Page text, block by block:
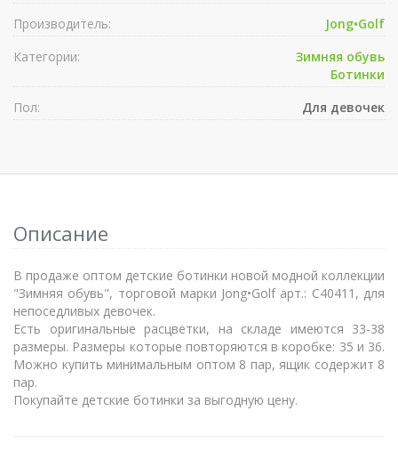
Производитель:
Jong•Golf
Категории:
Зимняя обувь
Ботинки
Пол:
Для девочек
Описание
В продаже оптом детские ботинки новой модной коллекции
"Зимняя обувь", торговой марки Jong•Golf арт.: C40411, для
непоседливых девочек.
Есть оригинальные расцветки, на складе имеются 33-38
размеры. Размеры которые повторяются в коробке: 35 и 36.
Можно купить минимальным оптом 8 пар, ящик содержит 8
пар.
Покупайте детские ботинки за выгодную цену.